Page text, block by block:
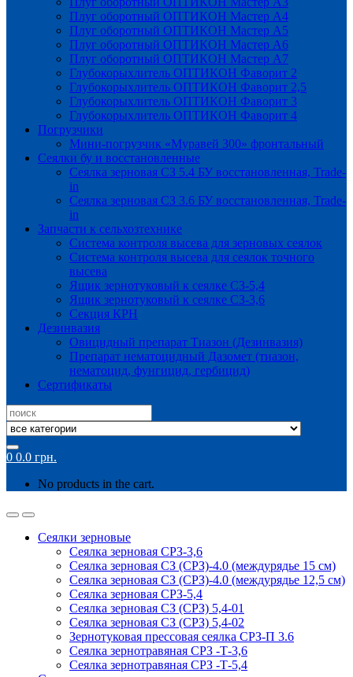
Плуг оборотный ОПТИКОН Мастер А4
Плуг оборотный ОПТИКОН Мастер А5
Плуг оборотный ОПТИКОН Мастер А6
Плуг оборотный ОПТИКОН Мастер А7
Глубокорыхлитель ОПТИКОН Фаворит 2
Глубокорыхлитель ОПТИКОН Фаворит 2,5
Глубокорыхлитель ОПТИКОН Фаворит 3
Глубокорыхлитель ОПТИКОН Фаворит 4
Погрузчики
Мини-погрузчик «Муравей 300» фронтальный
Сеялки бу и восстановленные
Сеялка зерновая СЗ 5.4 БУ восстановленная, Trade-
in
Сеялка зерновая СЗ 3.6 БУ восстановленная, Trade-
in
Запчасти к сельхозтехнике
Система контроля высева для зерновых сеялок
Система контроля высева для сеялок точного
высева
Ящик зернотуковый к сеялке СЗ-5,4
Ящик зернотуковый к сеялке СЗ-3,6
Секция КРН
Дезинвазия
Овицидный препарат Тиазон (Дезинвазия)
Препарат нематоцидный Дазомет (тиазон,
нематоцид, фунгицид, гербицид)
Сертификаты
Search
for:
0 0.0 грн.
No products in the cart.
Сеялки зерновые
Сеялка зерновая СРЗ-3,6
Сеялка зерновая СЗ (СРЗ)-4.0 (междурядье 15 см)
Сеялка зерновая СЗ (СРЗ)-4.0 (междурядье 12,5 см)
Сеялка зерновая СРЗ-5,4
Сеялка зерновая СЗ (СРЗ) 5,4-01
Сеялка зерновая СЗ (СРЗ) 5,4-02
Зернотуковая прессовая сеялка СРЗ-П 3.6
Сеялка зернотравяная СРЗ -Т-3,6
Сеялка зернотравяная СРЗ -Т-5,4